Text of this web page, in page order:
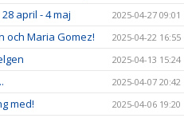
april - 4 maj 2025-04-27 09:01
och Maria Gomez! 2025-04-22 16:55
2025-04-13 15:24
2025-04-07 20:42
med! 2025-04-06 19:20